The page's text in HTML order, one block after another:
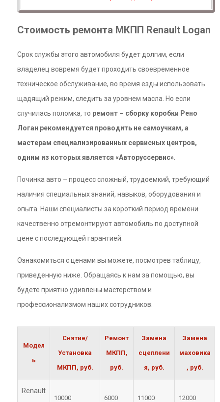
Стоимость ремонта МКПП Renault Logan
Срок службы этого автомобиля будет долгим, если
владелец вовремя будет проходить своевременное
техническое обслуживание, во время езды использовать
щадящий режим, следить за уровнем масла. Но если
случилась поломка, то ремонт – сборку коробки Рено
Логан рекомендуется проводить не самоучкам, а
мастерам специализированных сервисных центров,
одним из которых является «Авторуссервис»
Починка авто – процесс сложный, трудоемкий, требующий
наличия специальных знаний, навыков, оборудования и
опыта. Наши специалисты за короткий период времени
качественно отремонтируют автомобиль по доступной
цене с последующей гарантией.
Ознакомиться с ценами вы можете, посмотрев таблицу,
приведенную ниже. Обращаясь к нам за помощью, вы
будете приятно удивлены мастерством и
профессионализмом наших сотрудников.
Модел
ь
Снятие/
Установка
МКПП, руб.
Ремонт
МКПП,
руб.
Замена
сцеплени
я, руб.
Замена
маховика
, руб.
Renault
10000 6000 11000 12000